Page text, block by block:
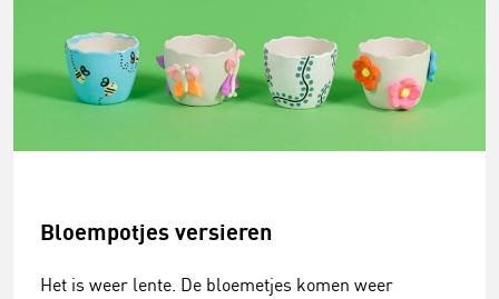
Bloempotjes versieren
Het is weer lente. De bloemetjes komen weer